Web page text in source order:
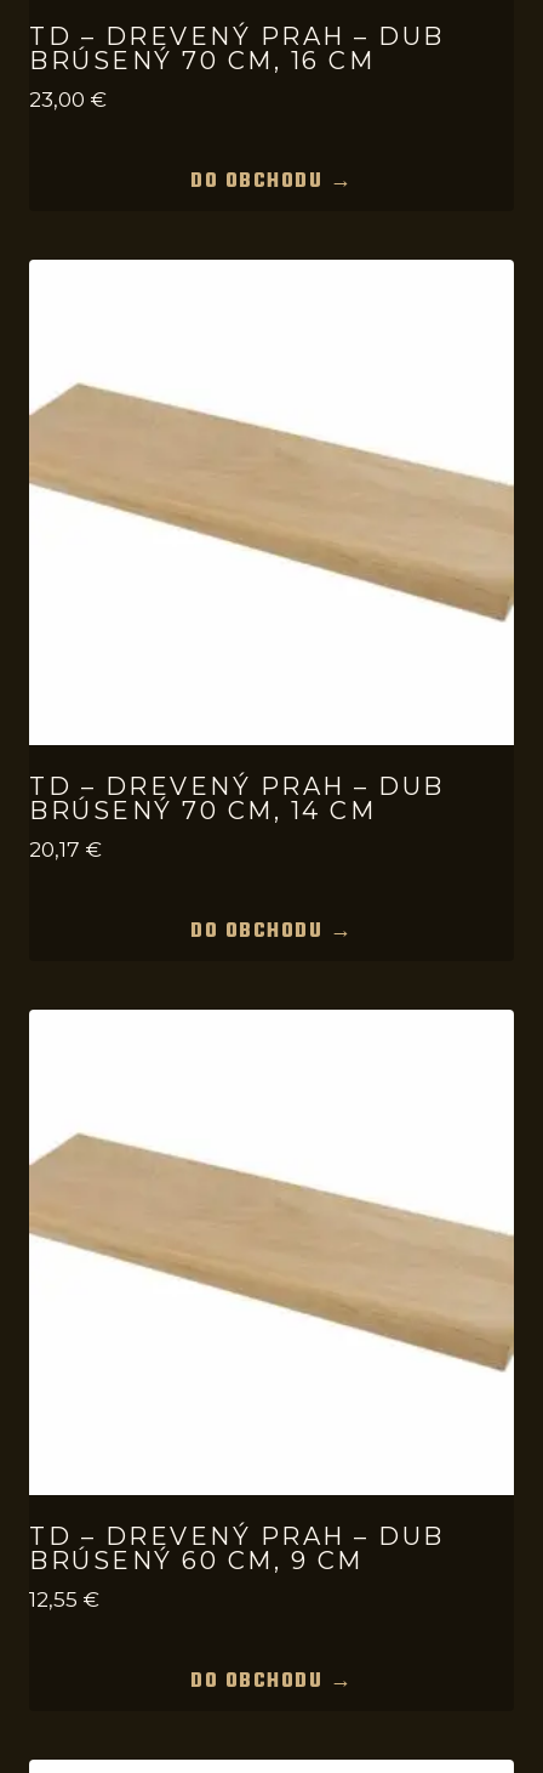
TD – DREVENÝ PRAH – DUB
BRÚSENÝ 70 CM, 16 CM
23,00 €
DO OBCHODU →
TD – DREVENÝ PRAH – DUB
BRÚSENÝ 70 CM, 14 CM
20,17 €
DO OBCHODU →
TD – DREVENÝ PRAH – DUB
BRÚSENÝ 60 CM, 9 CM
12,55 €
DO OBCHODU →